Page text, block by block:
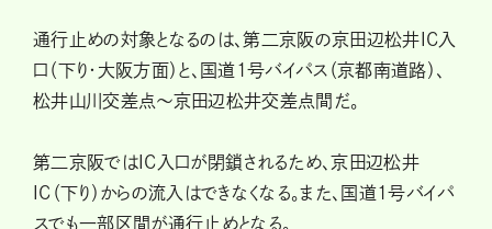
通行止めの対象となるのは、第二京阪の京田辺松井IC入
口（下り・大阪方面）と、国道1号バイパス（京都南道路）、
松井山川交差点～京田辺松井交差点間だ。
第二京阪ではIC入口が閉鎖されるため、京田辺松井
IC（下り）からの流入はできなくなる。また、国道1号バイパ
スでも一部区間が通行止めとなる。